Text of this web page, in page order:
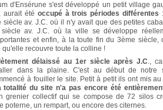
d'Ensérune s'est développé un petit village
aurait été occupé à trois périodes différentes
siècle av. J.C. où il n'y avait que des petites
av. J.C. où la ville se développe
et enfin, à la toute fin du 3ème siècle,
recouvre toute la colline !
délaissé au 1er siècle après J.C.,
dans la plaine. C'est au début de notre
à fouiller le site. Petit à petit ils ont mis
totalité du site n'a pas encore été
grenier collectif qui se compose de 72 silos
poterne, un rempart, ou encore des citernes.